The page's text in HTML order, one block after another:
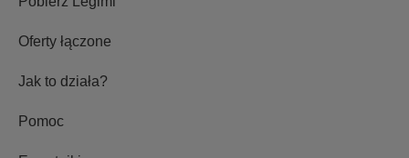
Oferty łączone
Jak to działa?
Pomoc